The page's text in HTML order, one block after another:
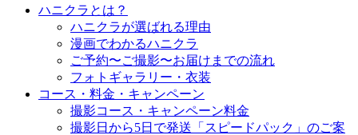
ハニクラとは？
ハニクラが選ばれる理由
漫画でわかるハニクラ
ご予約〜ご撮影〜お届けまでの流れ
フォトギャラリー・衣装
コース・料金・キャンペーン
撮影コース・キャンペーン料金
撮影日から5日で発送「スピードパック」のご案